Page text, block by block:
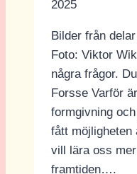
2025
Bilder från
Foto: Viktor
några frågor.
Forsse Varför
formgivning
fått möjligheten
vill lära oss
framtiden….